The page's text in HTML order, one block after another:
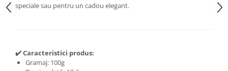
speciale sau pentru un cadou elegant.
✔️ Caracteristici produs:
Gramaj: 100g